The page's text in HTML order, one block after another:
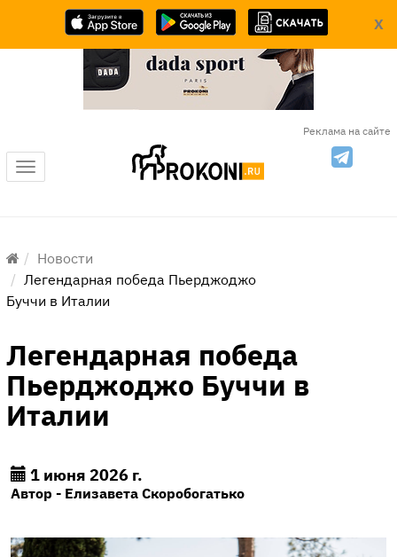
X
Реклама на сайте
Меню
Новости
Легендарная победа Пьерджоджо
Буччи в Италии
Легендарная победа
Пьерджоджо Буччи в
Италии
1 июня 2026 г.
Автор - Елизавета Скоробогатько